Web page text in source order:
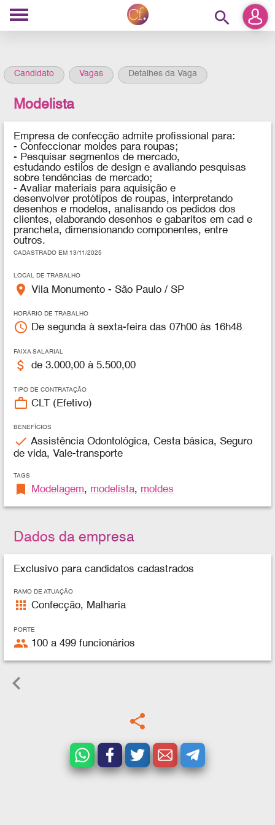
search
Candidato Vagas Detalhes da Vaga
Modelista
Empresa de confecção admite profissional para:
- Confeccionar moldes para roupas;
- Pesquisar segmentos de mercado,
estudando estilos de design e avaliando pesquisas
sobre tendências de mercado;
- Avaliar materiais para aquisição e
desenvolver protótipos de roupas, interpretando
desenhos e modelos, analisando os pedidos dos
clientes, elaborando desenhos e gabaritos em cad e
prancheta, dimensionando componentes, entre
outros.
CADASTRADO EM 13/11/2025
LOCAL DE TRABALHO
place Vila Monumento - São Paulo / SP
HORÁRIO DE TRABALHO
access_time De segunda à sexta-feira das 07h00 às 16h48
FAIXA SALARIAL
attach_money de 3.000,00 à 5.500,00
TIPO DE CONTRATAÇÃO
work_outline CLT (Efetivo)
BENEFÍCIOS
check Assistência Odontológica, Cesta básica, Seguro
de vida, Vale-transporte
TAGS
bookmark Modelagem, modelista, moldes
Dados da empresa
Exclusivo para candidatos cadastrados
RAMO DE ATUAÇÃO
apps Confecção, Malharia
PORTE
people 100 a 499 funcionários
keyboard_arrow_left
share